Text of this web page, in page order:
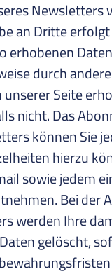
Newsletters
an Dritte
erhobenen
durch andere
Seite
nicht. Das
können Sie
hierzu
sowie jedem
Bei der
werden Ihre
gelöscht,